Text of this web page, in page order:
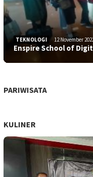
TEKNOLOGI 12 November
Enspire School of
PARIWISATA
KULINER